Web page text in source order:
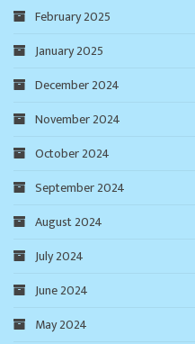
February 2025
January 2025
December 2024
November 2024
October 2024
September 2024
August 2024
July 2024
June 2024
May 2024